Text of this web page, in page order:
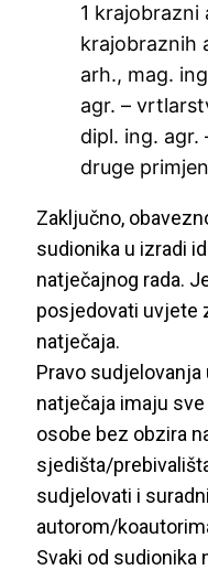
1 krajobrazni
krajobraznih
arh., mag.
agr. –
dipl. ing. agr.
druge
Zaključno,
sudionika u izradi
natječajnog rada.
posjedovati uvjete
natječaja.
Pravo
natječaja imaju
osobe bez obzira
sjedišta/
sudjelovati i
autorom/
Svaki od sudionika